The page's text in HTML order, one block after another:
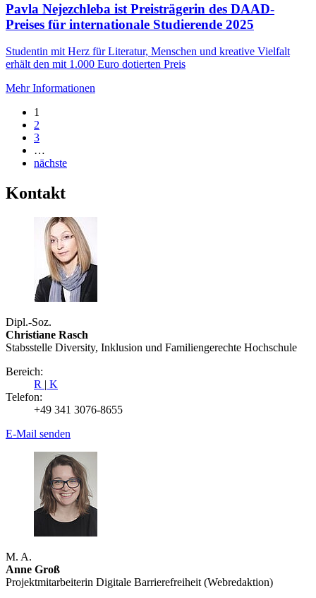
Pavla Nejezchleba ist Preisträgerin des DAAD-
Preises für internationale Studierende 2025
Studentin mit Herz für Literatur, Menschen und kreative Vielfalt
erhält den mit 1.000 Euro dotierten Preis
Mehr Informationen
1
2
3
…
nächste
Kontakt
Dipl.-Soz.
Christiane Rasch
Stabsstelle Diversity, Inklusion und Familiengerechte Hochschule
Bereich:
R | K
Telefon:
+49 341 3076-8655
E-Mail senden
M. A.
Anne Groß
Projektmitarbeiterin Digitale Barrierefreiheit (Webredaktion)